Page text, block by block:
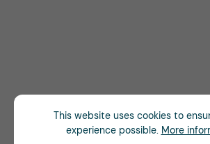
This website uses cookies to
experience possible. More